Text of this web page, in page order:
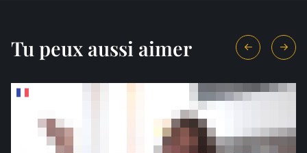
Tu peux aussi aimer